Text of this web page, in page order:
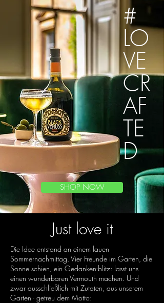
#
LO
VE
CR
AF
TE
D
SHOP NOW
Just love it
Die Idee entstand an einem lauen
Sommernachmittag. Vier Freunde im Garten, die
Sonne schien, ein Gedanken-blitz: lasst uns
einen wunderbaren Vermouth machen. Und
zwar ausschließlich mit Zutaten, aus unserem
Garten - getreu dem Motto: